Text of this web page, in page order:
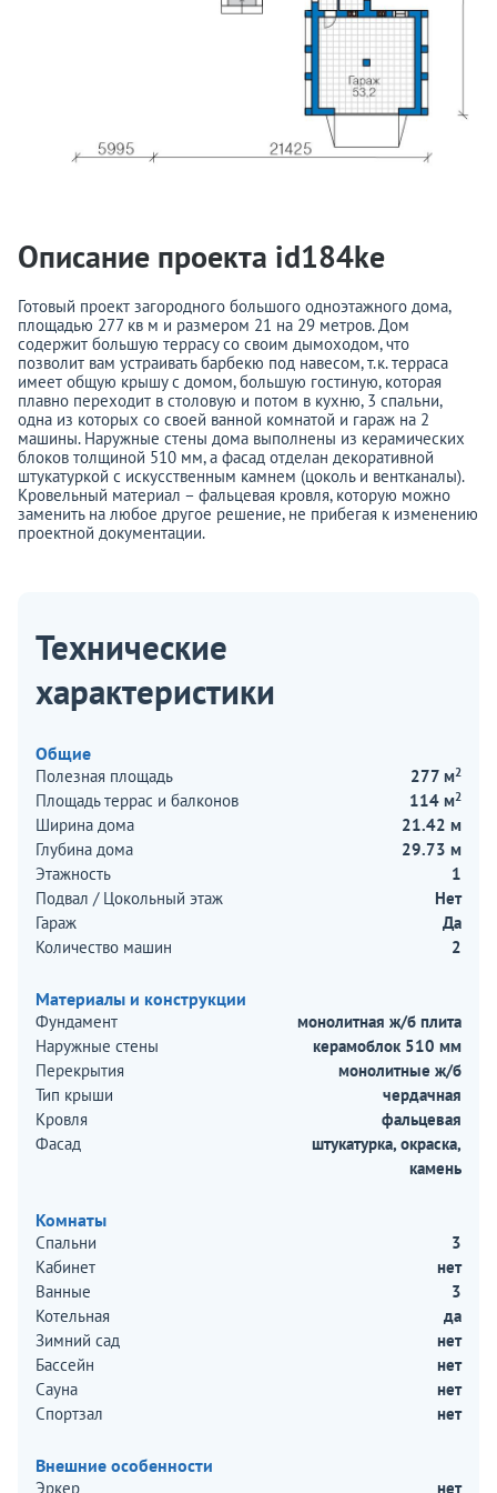
Описание проекта id184ke
Готовый проект загородного большого одноэтажного дома,
площадью 277 кв м и размером 21 на 29 метров. Дом
содержит большую террасу со своим дымоходом, что
позволит вам устраивать барбекю под навесом, т.к. терраса
имеет общую крышу с домом, большую гостиную, которая
плавно переходит в столовую и потом в кухню, 3 спальни,
одна из которых со своей ванной комнатой и гараж на 2
машины. Наружные стены дома выполнены из керамических
блоков толщиной 510 мм, а фасад отделан декоративной
штукатуркой с искусственным камнем (цоколь и вентканалы).
Кровельный материал – фальцевая кровля, которую можно
заменить на любое другое решение, не прибегая к изменению
проектной документации.
Технические
характеристики
Общие
Полезная площадь 277 м2
Площадь террас и балконов 114 м2
Ширина дома
21.42 м
Глубина дома
29.73 м
Этажность
1
Подвал / Цокольный этаж
Нет
Гараж
Да
Количество машин
2
Материалы и конструкции
Фундамент
монолитная ж/б плита
Наружные стены
керамоблок 510 мм
Перекрытия
монолитные ж/б
Тип крыши
чердачная
Кровля
фальцевая
Фасад
штукатурка, окраска,
камень
Комнаты
Спальни
3
Кабинет
нет
Ванные
3
Котельная
да
Зимний сад
нет
Бассейн
нет
Сауна
нет
Спортзал
нет
Внешние особенности
Эркер нет